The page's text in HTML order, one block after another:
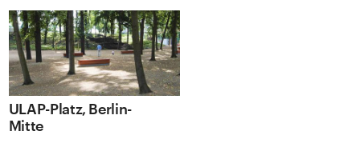
ULAP-Platz, Berlin-
Mitte